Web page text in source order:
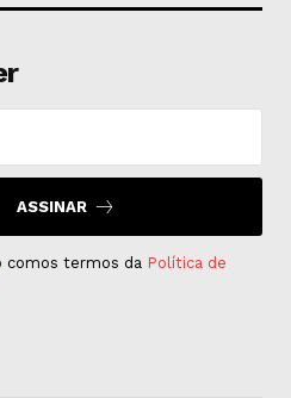
ASSINAR
comos termos da Política de